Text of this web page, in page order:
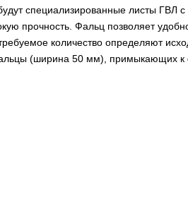
специализированные листы ГВЛ
прочность. Фальц позволяет
количество определяют
(ширина 50 мм), примыкающих к